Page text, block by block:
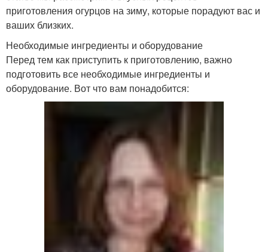
приготовления огурцов на зиму, которые порадуют вас и
ваших близких.
Необходимые ингредиенты и оборудование
Перед тем как приступить к приготовлению, важно
подготовить все необходимые ингредиенты и
оборудование. Вот что вам понадобится: